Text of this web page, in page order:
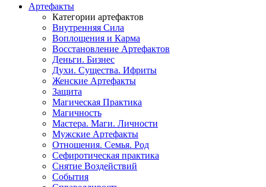
Артефакты
Категории артефактов
Внутренняя Сила
Воплощения и Карма
Восстановление Артефактов
Деньги. Бизнес
Духи. Существа. Ифриты
Женские Артефакты
Защита
Магическая Практика
Магичность
Мастера. Маги. Личности
Мужские Артефакты
Отношения. Семья. Род
Сефиротическая практика
Снятие Воздействий
События